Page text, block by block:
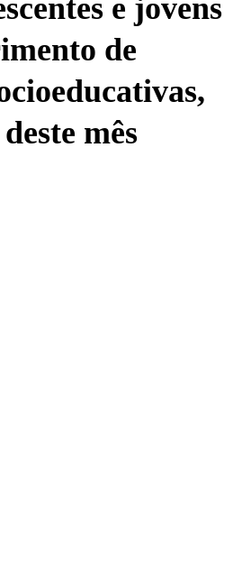
e jovens
de
mês